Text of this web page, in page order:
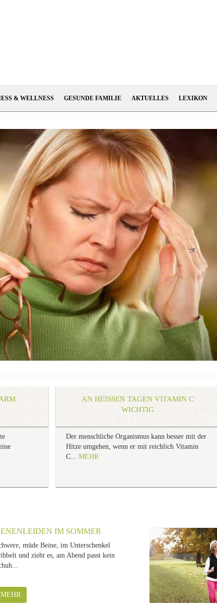
& WELLNESS GESUNDE FAMILIE AKTUELLES LEXIKON
AN HEISSEN TAGEN VITAMIN C W
ICHTIG
Der menschliche Organismus kann besser mit der
Hitze umgehen, wenn er mit reichlich Vitamin
C... MEHR
IM SOMMER
müde Beine, im Unterschenkel
und zieht es, am Abend passt kein
MEHR